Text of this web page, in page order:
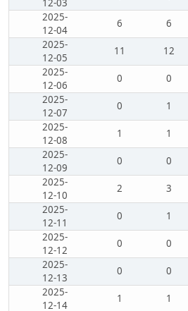
12-03
2025-
12-04
6 6
2025-
12-05
11 12
2025-
12-06
0 0
2025-
12-07
0 1
2025-
12-08
1 1
2025-
12-09
0 0
2025-
12-10
2 3
2025-
12-11
0 1
2025-
12-12
0 0
2025-
12-13
0 0
2025-
12-14
1 1